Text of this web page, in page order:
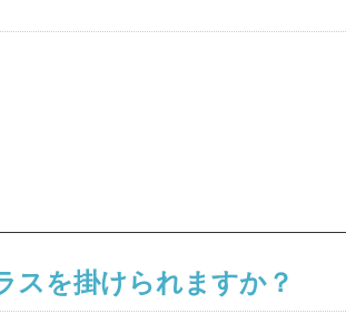
スを掛けられますか？